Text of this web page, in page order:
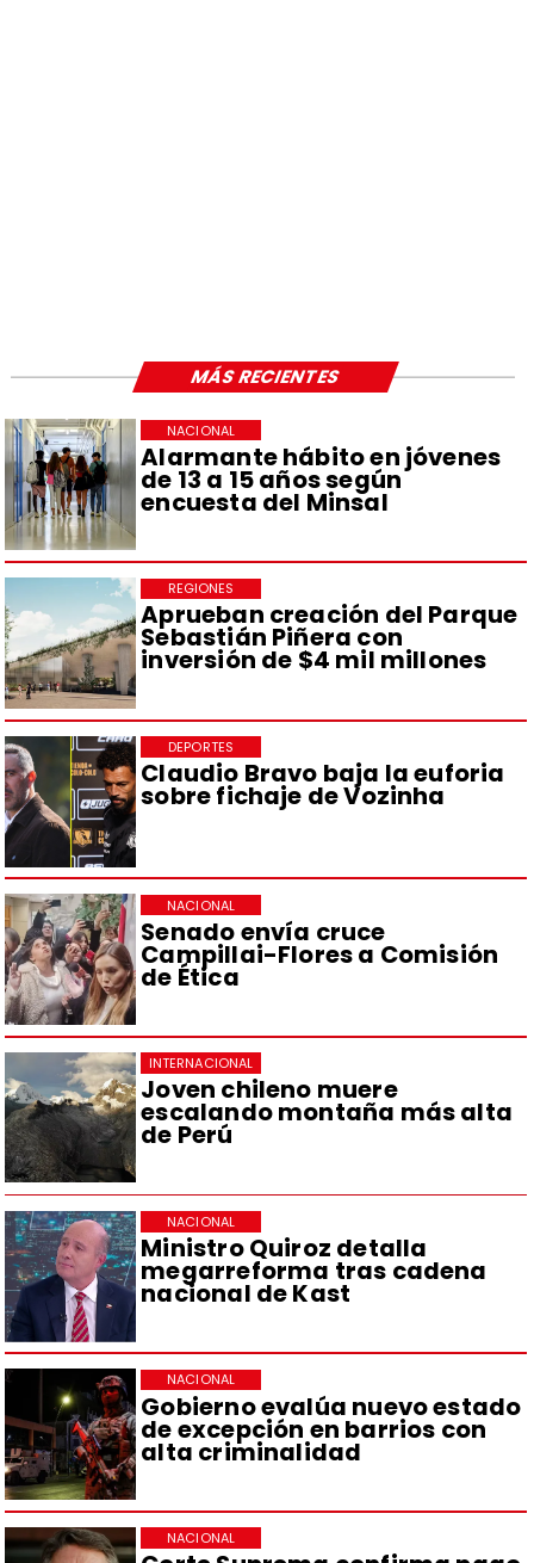
Alarmante hábito en jóvenes
de 13 a 15 años según
encuesta del Minsal
NACIONAL
Aprueban creación del Parque
Sebastián Piñera con
inversión de $4 mil millones
REGIONES
Claudio Bravo baja la euforia
sobre fichaje de Vozinha
DEPORTES
Senado envía cruce
Campillai-Flores a Comisión
de Ética
NACIONAL
Joven chileno muere
escalando montaña más alta
de Perú
INTERNACIONAL
Ministro Quiroz detalla
megarreforma tras cadena
nacional de Kast
NACIONAL
Gobierno evalúa nuevo estado
de excepción en barrios con
alta criminalidad
NACIONAL
NACIONAL
MÁS RECIENTES